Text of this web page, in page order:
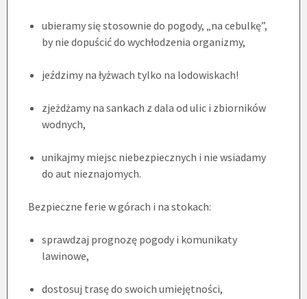
ubieramy się stosownie do pogody, „na cebulkę”,
by nie dopuścić do wychłodzenia organizmy,
jeździmy na łyżwach tylko na lodowiskach!
zjeżdżamy na sankach z dala od ulic i zbiorników
wodnych,
unikajmy miejsc niebezpiecznych i nie wsiadamy
do aut nieznajomych.
Bezpieczne ferie w górach i na stokach:
sprawdzaj prognozę pogody i komunikaty
lawinowe,
dostosuj trasę do swoich umiejętności,